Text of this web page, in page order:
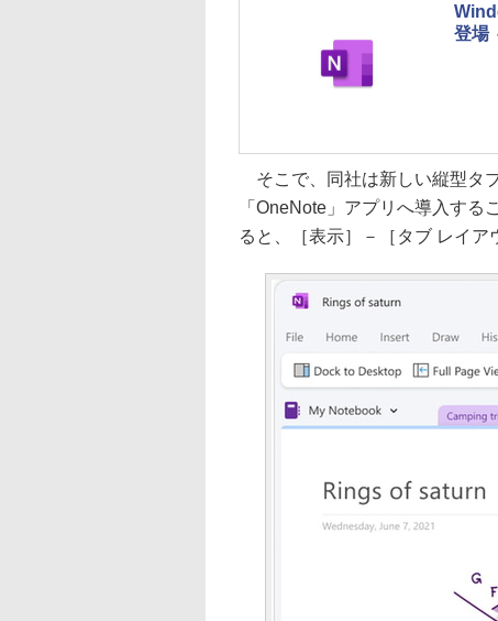
登場
そこで、同社は新しい縦型タ
「OneNote」アプリへ導入す
ると、［表示］－［タブ レイア